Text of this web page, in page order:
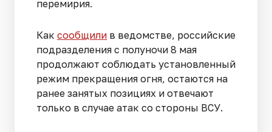
перемирия.
Как сообщили в ведомстве, российские
подразделения с полуночи 8 мая
продолжают соблюдать установленный
режим прекращения огня, остаются на
ранее занятых позициях и отвечают
только в случае атак со стороны ВСУ.